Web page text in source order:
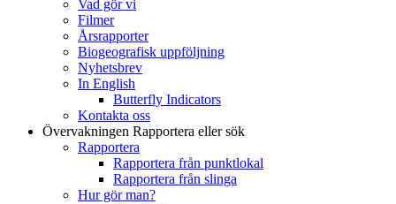
Vad gör vi
Filmer
Årsrapporter
Biogeografisk uppföljning
Nyhetsbrev
In English
Butterfly Indicators
Kontakta oss
Övervakningen Rapportera eller sök
Rapportera
Rapportera från punktlokal
Rapportera från slinga
Hur gör man?